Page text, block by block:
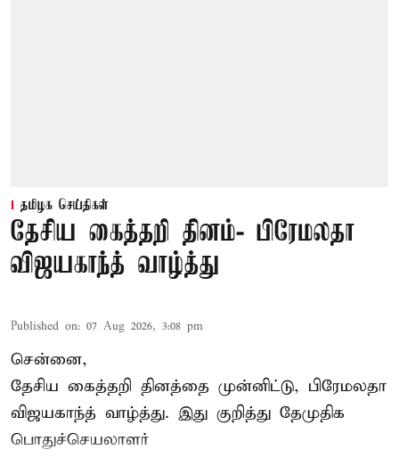
தமிழக செய்திகள்
தேசிய கைத்தறி தினம்- பிரேமலதா
விஜயகாந்த் வாழ்த்து
Published on: 07 Aug 2026, 3:08 pm
சென்னை,
தேசிய கைத்தறி தினத்தை முன்னிட்டு, பிரேமலதா
விஜயகாந்த் வாழ்த்து. இது குறித்து தேமுதிக
பொதுச்செயலாளர்